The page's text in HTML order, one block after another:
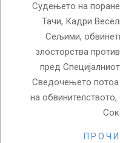
Судењето на
Тачи, Кадри
Сељими,
злосторства
пред
Сведочењето
на